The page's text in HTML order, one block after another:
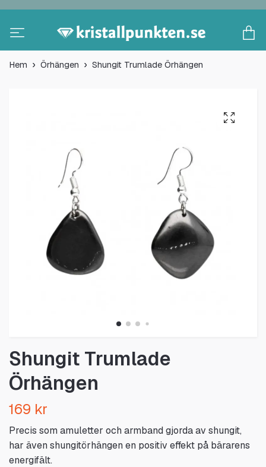
Hem Örhängen Shungit Trumlade Örhängen
Shungit Trumlade
Örhängen
169 kr
Precis som amuletter och armband gjorda av shungit,
har även shungitörhängen en positiv effekt på bärarens
energifält.